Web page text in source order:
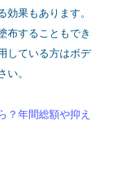
効果もあります。
布することもでき
している方はボデ
い。
？年間総額や抑え